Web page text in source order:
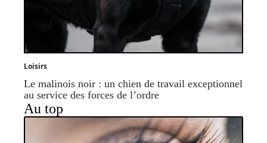
Loisirs
Le malinois noir : un chien de travail exceptionnel
au service des forces de l’ordre
Au top